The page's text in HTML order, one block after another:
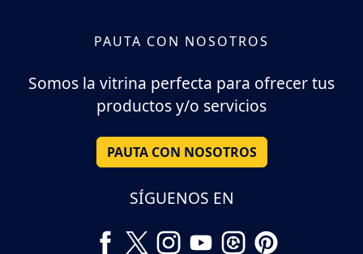
PAUTA CON NOSOTROS
Somos la vitrina perfecta para ofrecer tus
productos y/o servicios
PAUTA CON NOSOTROS
SÍGUENOS EN